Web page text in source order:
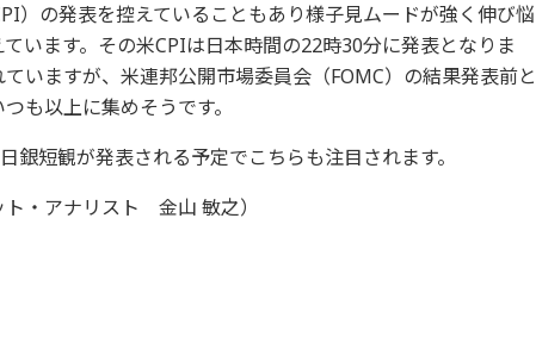
）の発表を控えていることもあり様子見ムードが強く伸び悩
います。その米CPIは日本時間の22時30分に発表となりま
いますが、米連邦公開市場委員会（FOMC）の結果発表前と
も以上に集めそうです。
銀短観が発表される予定でこちらも注目されます。
・アナリスト 金山 敏之）